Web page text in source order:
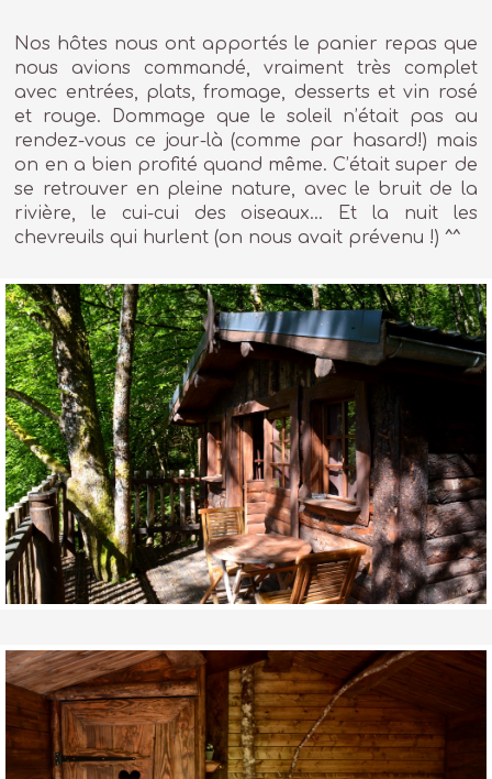
Nos hôtes nous ont apportés le panier repas que
nous avions commandé, vraiment très complet
avec entrées, plats, fromage, desserts et vin rosé
et rouge. Dommage que le soleil n’était pas au
rendez-vous ce jour-là (comme par hasard!) mais
on en a bien profité quand même. C’était super de
se retrouver en pleine nature, avec le bruit de la
rivière, le cui-cui des oiseaux… Et la nuit les
chevreuils qui hurlent (on nous avait prévenu !) ^^